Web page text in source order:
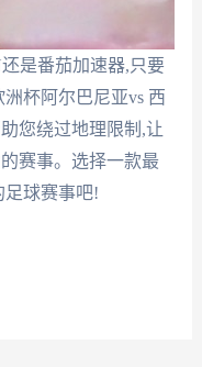
是番茄加速器,只要
杯阿尔巴尼亚vs 西
您绕过地理限制,让
赛事。选择一款最
足球赛事吧!